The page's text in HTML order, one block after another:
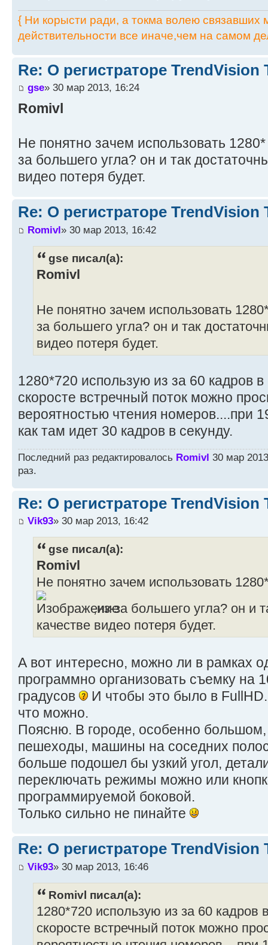
{ Ни корысти ради, а токма волею связавших
действительности все иначе,чем на самом
Re: О регистраторе TrendVision
gse» 30 мар 2013, 16:24
Romivl
Не понятно зачем использовать
за большего угла? он и так
видео потеря будет.
Re: О регистраторе TrendVision
Romivl» 30 мар 2013, 16:42
gse писал(а):
Romivl
Не понятно зачем использовать
за большего угла? он и так
видео потеря будет.
1280*720 использую из за 60 кадров
скоросте встречный поток можно
вероятностью чтения номеров....при
как там идет 30 кадров в секунду.
Последний раз редактировалось Romivl 30 мар
раз.
Re: О регистраторе TrendVision
Vik93» 30 мар 2013, 16:42
gse писал(а):
Romivl
Не понятно зачем использовать
,из-за большего угла? он и
качестве видео потеря будет.
А вот интересно, можно ли в рамках
программно организовать съемку на
градусов
И чтобы это было в
что можно.
Поясню. В городе, особенно
пешеходы, машины на соседних
больше подошел бы узкий угол,
переключать режимы можно или
программируемой боковой.
Только сильно не пинайте
Re: О регистраторе TrendVision
Vik93» 30 мар 2013, 16:46
Romivl писал(а):
1280*720 использую из за 60 кадров
скоросте встречный поток можно